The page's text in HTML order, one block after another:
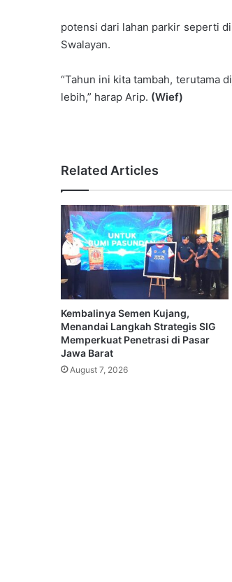
potensi dari lahan parkir seperti
Swalayan.
“Tahun ini kita tambah, terutama
lebih,” harap Arip. (Wief)
Related Articles
Kembalinya Semen Kujang,
Menandai Langkah Strategis SIG
Memperkuat Penetrasi di Pasar
Jawa Barat
August 7, 2026